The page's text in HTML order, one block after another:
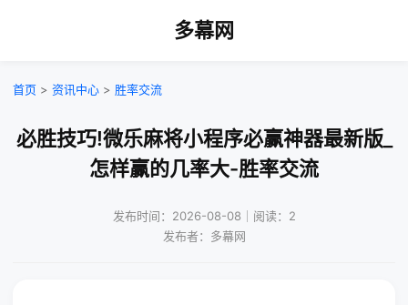
多幕网
首页 > 资讯中心 > 胜率交流
必胜技巧!微乐麻将小程序必赢神器最新版_
怎样赢的几率大-胜率交流
发布时间：2026-08-08｜阅读：2
发布者：多幕网